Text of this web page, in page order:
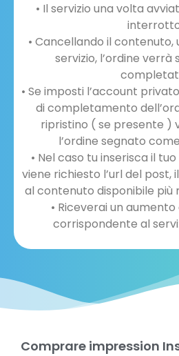
• Il servizio una volta
• Cancellando il
servizio, l’ordine
• Se imposti l’account
di completamento
ripristino ( se presente )
l’ordine segnato
• Nel caso tu inserisca il
viene richiesto l’url del post,
al contenuto disponibile più
• Riceverai un
corrispondente al
Comprare impression